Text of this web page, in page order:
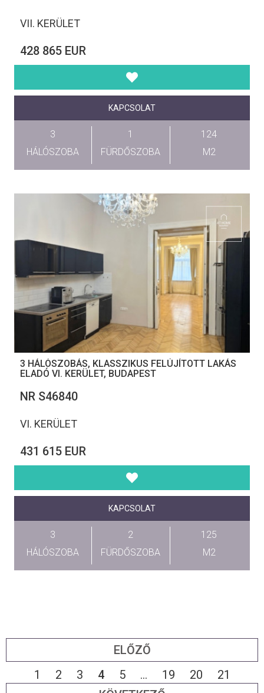
VII. KERÜLET
428 865 EUR
KAPCSOLAT
3
HÁLÓSZOBA
1
FÜRDŐSZOBA
124
M2
3 HÁLÓSZOBÁS, KLASSZIKUS FELÚJÍTOTT LAKÁS
ELADÓ VI. KERÜLET, BUDAPEST
NR S46840
VI. KERÜLET
431 615 EUR
KAPCSOLAT
3
HÁLÓSZOBA
2
FÜRDŐSZOBA
125
M2
ELŐZŐ
1
2 3 4 5 ... 19 20
21